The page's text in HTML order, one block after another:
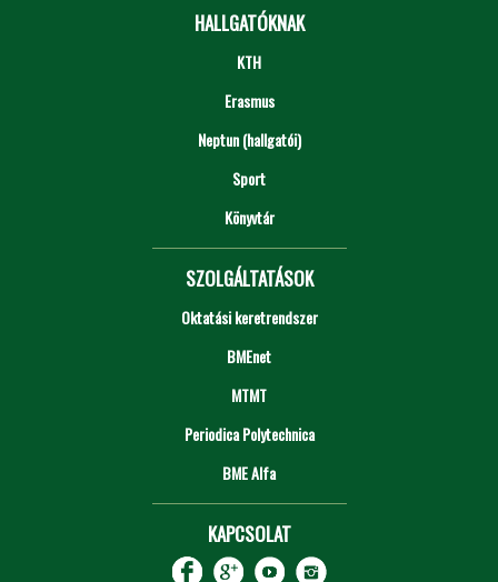
HALLGATÓKNAK
KTH
Erasmus
Neptun (hallgatói)
Sport
Könyvtár
SZOLGÁLTATÁSOK
Oktatási keretrendszer
BMEnet
MTMT
Periodica Polytechnica
BME Alfa
KAPCSOLAT